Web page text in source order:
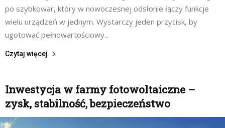
po szybkowar, który w nowoczesnej odsłonie łączy funkcje
wielu urządzeń w jednym. Wystarczy jeden przycisk, by
ugotować pełnowartościowy...
Czytaj więcej
Inwestycja w farmy fotowoltaiczne –
zysk, stabilność, bezpieczeństwo